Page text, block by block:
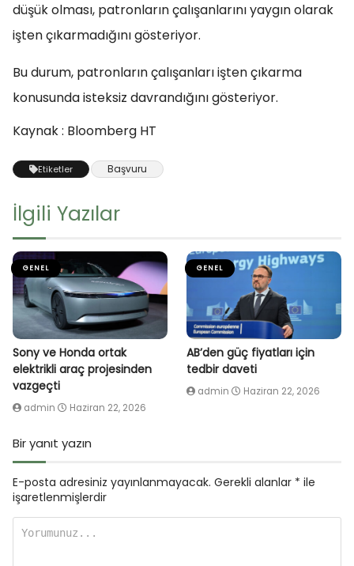
düşük olması, patronların çalışanlarını yaygın olarak
işten çıkarmadığını gösteriyor.
Bu durum, patronların çalışanları işten çıkarma
konusunda isteksiz davrandığını gösteriyor.
Kaynak : Bloomberg HT
Etiketler Başvuru
İlgili Yazılar
GENEL
Sony ve Honda ortak
elektrikli araç projesinden
vazgeçti
admin Haziran 22, 2026
GENEL
AB’den güç fiyatları için
tedbir daveti
admin Haziran 22, 2026
Bir yanıt yazın
E-posta adresiniz yayınlanmayacak. Gerekli alanlar * ile
işaretlenmişlerdir